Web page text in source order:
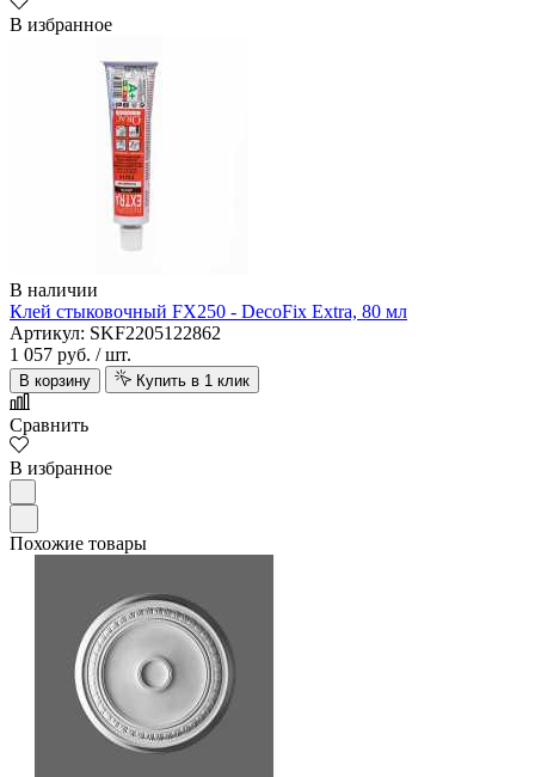
В избранное
В наличии
Клей стыковочный FX250 - DecoFix Extra, 80 мл
Артикул: SKF2205122862
1 057 руб. / шт.
В корзину Купить в 1 клик
Сравнить
В избранное
Похожие товары